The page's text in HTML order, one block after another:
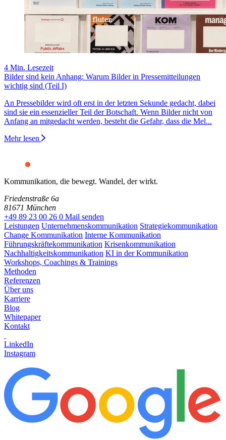
4 Min. Lesezeit
Bilder sind kein Anhang: Warum Bilder in Pressemitteilungen
wichtig sind (Teil I)
An Pressebilder wird oft erst in der letzten Sekunde gedacht, dabei
sind sie ein essenzieller Teil der Botschaft. Wenn Bilder nicht von
Anfang an mitgedacht werden, besteht die Gefahr, dass die Mel...
Mehr lesen
Kommunikation, die bewegt. Wandel, der wirkt.
Friedenstraße 6a
81671 München
+49 89 23 00 26 0 Mail senden
Leistungen Unternehmenskommunikation Strategiekommunikation
Change Kommunikation Interne Kommunikation
Führungskräftekommunikation Krisenkommunikation
Nachhaltigkeitskommunikation KI in der Kommunikation
Workshops, Coachings & Trainings
Methoden
Referenzen
Über uns
Karriere
Blog
Whitepaper
Kontakt
LinkedIn
Instagram